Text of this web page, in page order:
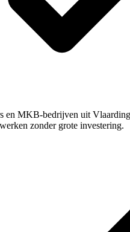
en MKB-bedrijven uit
zonder grote investering.